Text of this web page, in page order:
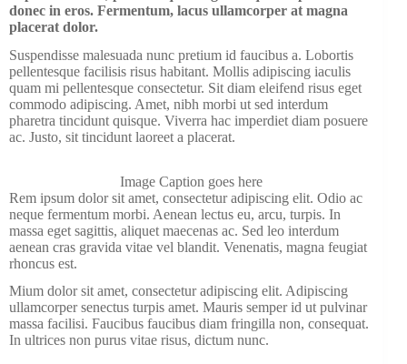
donec in eros. Fermentum, lacus ullamcorper at magna
placerat dolor.
Suspendisse malesuada nunc pretium id faucibus a. Lobortis
pellentesque facilisis risus habitant. Mollis adipiscing iaculis
quam mi pellentesque consectetur. Sit diam eleifend risus eget
commodo adipiscing. Amet, nibh morbi ut sed interdum
pharetra tincidunt quisque. Viverra hac imperdiet diam posuere
ac. Justo, sit tincidunt laoreet a placerat.
Image Caption goes here
Rem ipsum dolor sit amet, consectetur adipiscing elit. Odio ac
neque fermentum morbi. Aenean lectus eu, arcu, turpis. In
massa eget sagittis, aliquet maecenas ac. Sed leo interdum
aenean cras gravida vitae vel blandit. Venenatis, magna feugiat
rhoncus est.
Mium dolor sit amet, consectetur adipiscing elit. Adipiscing
ullamcorper senectus turpis amet. Mauris semper id ut pulvinar
massa facilisi. Faucibus faucibus diam fringilla non, consequat.
In ultrices non purus vitae risus, dictum nunc.